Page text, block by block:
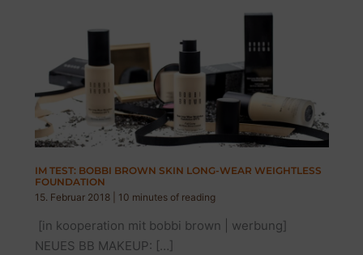
IM TEST: BOBBI BROWN SKIN LONG-WEAR WEIGHTLESS
FOUNDATION
15. Februar 2018
10 minutes of reading
[in kooperation mit bobbi brown | werbung]
NEUES BB MAKEUP: […]